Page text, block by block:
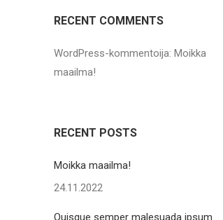
RECENT COMMENTS
WordPress-kommentoija: Moikka
maailma!
RECENT POSTS
Moikka maailma!
24.11.2022
Quisque semper malesuada ipsum